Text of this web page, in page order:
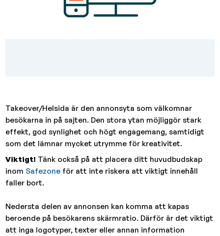
Takeover/Helsida är den annonsyta som välkomnar
besökarna in på sajten. Den stora ytan möjliggör stark
effekt, god synlighet och högt engagemang, samtidigt
som det lämnar mycket utrymme för kreativitet.
Viktigt! Tänk också på att placera ditt huvudbudskap
inom Safezone för att inte riskera att viktigt innehåll
faller bort.
Nedersta delen av annonsen kan komma att kapas
beroende på besökarens skärmratio. Därför är det viktigt
att inga logotyper, texter eller annan information